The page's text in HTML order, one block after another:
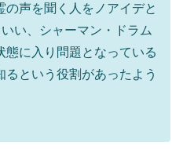
の声を聞く人をノアイデと
い、シャーマン・ドラム
態に入り問題となっている
という役割があったよう